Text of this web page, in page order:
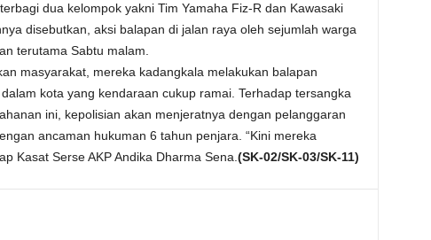
dua kelompok yakni Tim Yamaha Fiz-R dan Kawasaki
disebutkan, aksi balapan di jalan raya oleh sejumlah warga
terutama Sabtu malam.
masyarakat, mereka kadangkala melakukan balapan
kota yang kendaraan cukup ramai. Terhadap tersangka
ini, kepolisian akan menjeratnya dengan pelanggaran
ancaman hukuman 6 tahun penjara. “Kini mereka
Kasat Serse AKP Andika Dharma Sena. (SK-02/SK-03/SK-11)